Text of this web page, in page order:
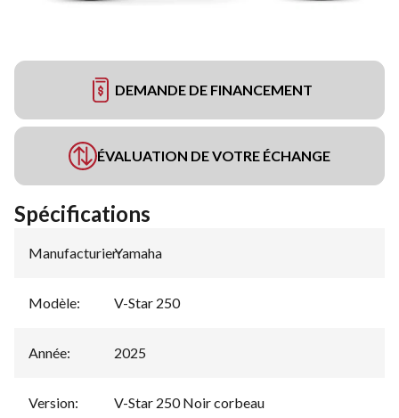
DEMANDE DE FINANCEMENT
ÉVALUATION DE VOTRE ÉCHANGE
Spécifications
Manufacturier:
Yamaha
Modèle: V-Star 250
Année: 2025
Version: V-Star 250 Noir corbeau